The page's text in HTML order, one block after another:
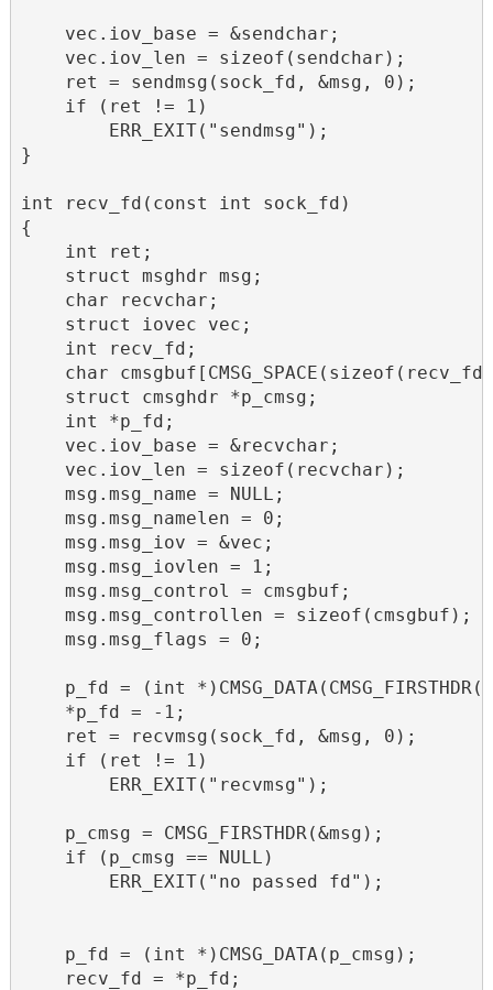
    vec.iov_base = &sendchar;
    vec.iov_len = sizeof(sendchar);
    ret = sendmsg(sock_fd, &msg, 0);
    if (ret != 1)
        ERR_EXIT("sendmsg");
}
int recv_fd(const int sock_fd)
{
    int ret;
    struct msghdr msg;
    char recvchar;
    struct iovec vec;
    int recv_fd;
char
    struct cmsghdr *p_cmsg;
    int *p_fd;
    vec.iov_base = &recvchar;
    vec.iov_len = sizeof(recvchar);
    msg.msg_name = NULL;
    msg.msg_namelen = 0;
    msg.msg_iov = &vec;
    msg.msg_iovlen = 1;
    msg.msg_control = cmsgbuf;
    msg.msg_controllen = sizeof(cmsgbuf);
    msg.msg_flags = 0;
p_fd = (int
    *p_fd = -1;
    ret = recvmsg(sock_fd, &msg, 0);
    if (ret != 1)
        ERR_EXIT("recvmsg");
    p_cmsg = CMSG_FIRSTHDR(&msg);
    if (p_cmsg == NULL)
        ERR_EXIT("no passed fd");
    p_fd = (int *)CMSG_DATA(p_cmsg);
    recv_fd = *p_fd;